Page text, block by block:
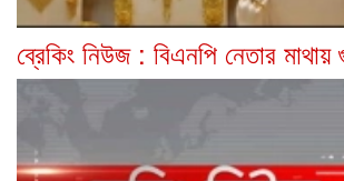
ব্রেকিং নিউজ : বিএনপি নেতার মাথায়